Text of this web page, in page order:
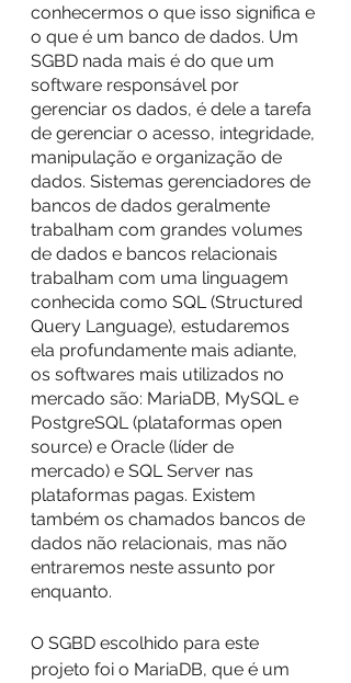
conhecermos o que isso significa e
o que é um banco de dados. Um
SGBD nada mais é do que um
software responsável por
gerenciar os dados, é dele a tarefa
de gerenciar o acesso, integridade,
manipulação e organização de
dados. Sistemas gerenciadores de
bancos de dados geralmente
trabalham com grandes volumes
de dados e bancos relacionais
trabalham com uma linguagem
conhecida como SQL (Structured
Query Language), estudaremos
ela profundamente mais adiante,
os softwares mais utilizados no
mercado são: MariaDB, MySQL e
PostgreSQL (plataformas open
source) e Oracle (líder de
mercado) e SQL Server nas
plataformas pagas. Existem
também os chamados bancos de
dados não relacionais, mas não
entraremos neste assunto por
enquanto.
O SGBD escolhido para este
projeto foi o MariaDB, que é um